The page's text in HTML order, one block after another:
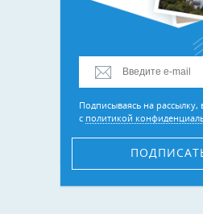
Подписываясь на рассылку,
с политикой